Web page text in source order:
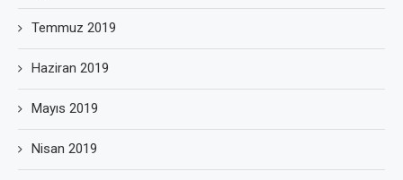
Temmuz 2019
Haziran 2019
Mayıs 2019
Nisan 2019